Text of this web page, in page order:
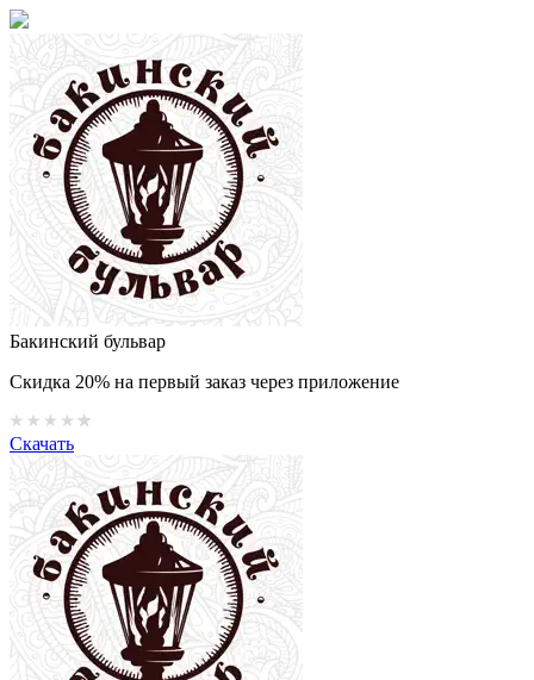
Бакинский бульвар
Скидка 20% на первый заказ через приложение
Скачать